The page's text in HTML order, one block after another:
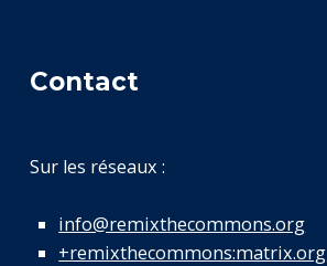
Contact
Sur les réseaux :
info@remixthecommons.org
+remixthecommons:matrix.org